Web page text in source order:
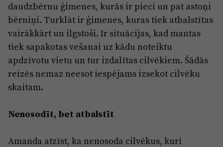
daudzbērnu ģimenes, kurās ir pieci un pat astoņi
bērniņi. Turklāt ir ģimenes, kuras tiek atbalstītas
vairākkārt un ilgstoši. Ir situācijas, kad mantas
tiek sapakotas vešanai uz kādu noteiktu
apdzīvotu vietu un tur izdalītas cilvēkiem. Šādās
reizēs nemaz neesot iespējams izsekot cilvēku
skaitam.
Nenosodīt, bet atbalstīt
Amanda atzīst, ka nenosoda cilvēkus, kuri